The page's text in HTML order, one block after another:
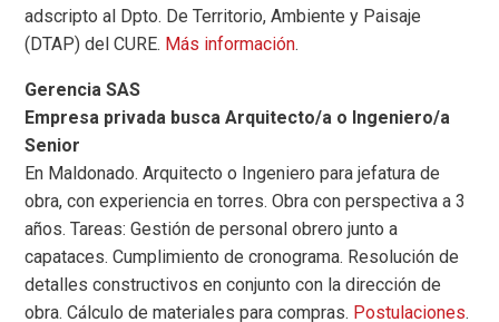
adscripto al Dpto. De Territorio, Ambiente y Paisaje
(DTAP) del CURE. Más información.
Gerencia SAS
Empresa privada busca Arquitecto/a o Ingeniero/a
Senior
En Maldonado. Arquitecto o Ingeniero para jefatura de
obra, con experiencia en torres. Obra con perspectiva a 3
años. Tareas: Gestión de personal obrero junto a
capataces. Cumplimiento de cronograma. Resolución de
detalles constructivos en conjunto con la dirección de
obra. Cálculo de materiales para compras. Postulaciones.